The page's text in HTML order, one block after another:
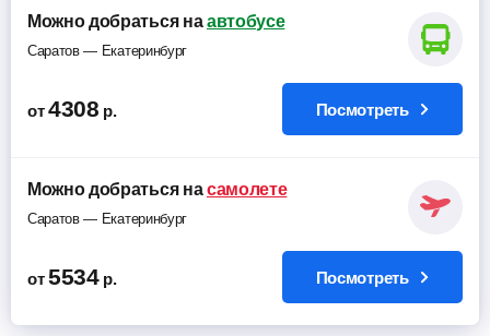
Можно добраться наавтобусе
Саратов — Екатеринбург
от4308 р. Посмотреть
Можно добраться насамолете
Саратов — Екатеринбург
от5534 р. Посмотреть